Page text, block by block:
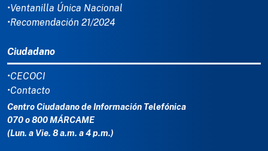
•Ventanilla Única Nacional
•Recomendación 21/2024
Ciudadano
•CECOCI
•Contacto
Centro Ciudadano de Información Telefónica
070 o 800 MÁRCAME
(Lun. a Vie. 8 a.m. a 4 p.m.)